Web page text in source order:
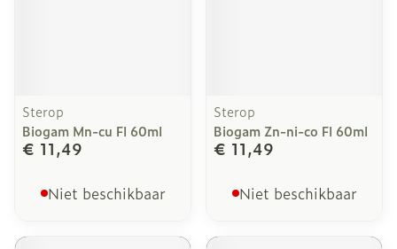
Sterop
Biogam Mn-cu Fl 60ml
€ 11,49
Niet beschikbaar
Sterop
Biogam Zn-ni-co Fl 60ml
€ 11,49
Niet beschikbaar